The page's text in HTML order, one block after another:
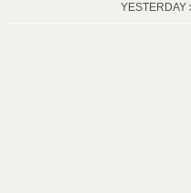
YESTERDAY